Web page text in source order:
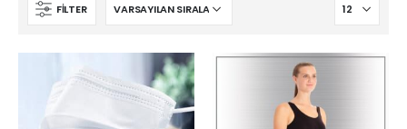
FILTER